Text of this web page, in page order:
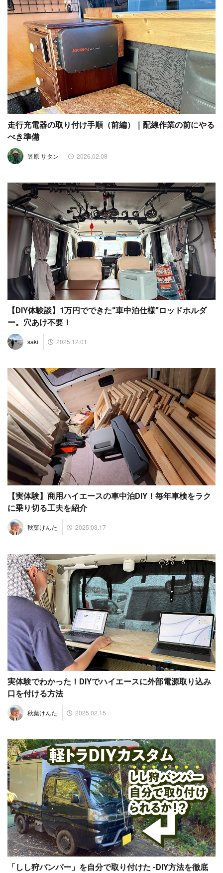
走行充電器の取り付け手順（前編）｜配線作業の前にやる
べき準備
笠原 サタン 2026.02.08
【DIY体験談】1万円でできた“車中泊仕様”ロッドホルダ
ー。穴あけ不要！
saki 2025.12.01
【実体験】商用ハイエースの車中泊DIY！毎年車検をラク
に乗り切る工夫を紹介
秋葉けんた 2025.03.17
実体験でわかった！DIYでハイエースに外部電源取り込み
口を付ける方法
秋葉けんた 2025.02.15
「しし狩バンパー」を自分で取り付けた -DIY方法を徹底